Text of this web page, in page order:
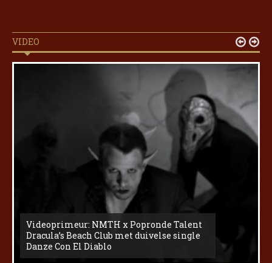
VIDEO
Videoprimeur: NMTH x Popronde Talent
Dracula’s Beach Club met duivelse single
Danze Con El Diablo
 